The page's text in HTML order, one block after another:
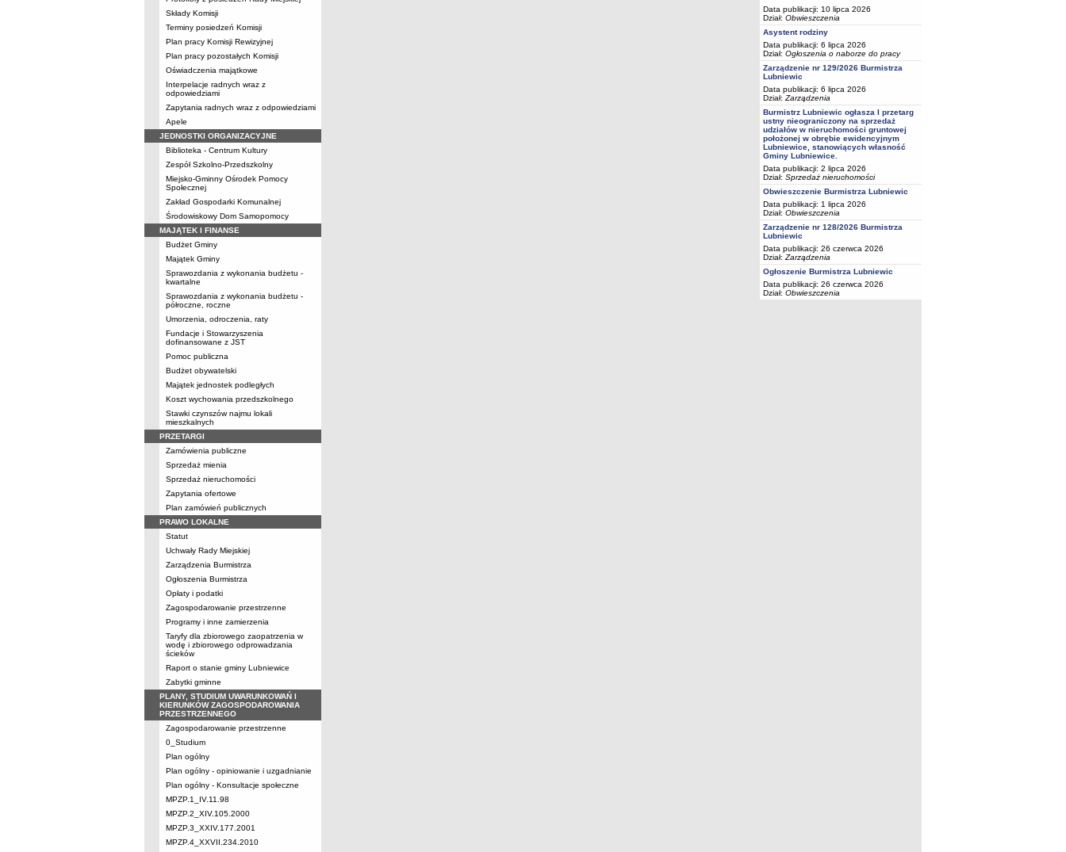
Składy Komisji
Terminy posiedzeń Komisji
Plan pracy Komisji Rewizyjnej
Plan pracy pozostałych Komisji
Oświadczenia majątkowe
Interpelacje radnych wraz z
odpowiedziami
Zapytania radnych wraz z odpowiedziami
Apele
JEDNOSTKI ORGANIZACYJNE
Biblioteka - Centrum Kultury
Zespół Szkolno-Przedszkolny
Miejsko-Gminny Ośrodek Pomocy
Społecznej
Zakład Gospodarki Komunalnej
Środowiskowy Dom Samopomocy
MAJĄTEK I FINANSE
Budżet Gminy
Majątek Gminy
Sprawozdania z wykonania budżetu -
kwartalne
Sprawozdania z wykonania budżetu -
półroczne, roczne
Umorzenia, odroczenia, raty
Fundacje i Stowarzyszenia
dofinansowane z JST
Pomoc publiczna
Budżet obywatelski
Majątek jednostek podległych
Koszt wychowania przedszkolnego
Stawki czynszów najmu lokali
mieszkalnych
PRZETARGI
Zamówienia publiczne
Sprzedaż mienia
Sprzedaż nieruchomości
Zapytania ofertowe
Plan zamówień publicznych
PRAWO LOKALNE
Statut
Uchwały Rady Miejskiej
Zarządzenia Burmistrza
Ogłoszenia Burmistrza
Opłaty i podatki
Zagospodarowanie przestrzenne
Programy i inne zamierzenia
Taryfy dla zbiorowego zaopatrzenia w
wodę i zbiorowego odprowadzania
ścieków
Raport o stanie gminy Lubniewice
Zabytki gminne
PLANY, STUDIUM UWARUNKOWAŃ I
KIERUNKÓW ZAGOSPODAROWANIA
PRZESTRZENNEGO
Zagospodarowanie przestrzenne
0_Studium
Plan ogólny
Plan ogólny - opiniowanie i uzgadnianie
Plan ogólny - Konsultacje społeczne
MPZP.1_IV.11.98
MPZP.2_XIV.105.2000
MPZP.3_XXIV.177.2001
MPZP.4_XXVII.234.2010
Data publikacji: 10 lipca 2026
Dział: Obwieszczenia
Asystent rodziny
Data publikacji: 6 lipca 2026
Dział: Ogłoszenia o naborze do pracy
Zarządzenie nr 129/2026 Burmistrza
Lubniewic
Data publikacji: 6 lipca 2026
Dział: Zarządzenia
Burmistrz Lubniewic ogłasza I przetarg
ustny nieograniczony na sprzedaż
udziałów w nieruchomości gruntowej
położonej w obrębie ewidencyjnym
Lubniewice, stanowiących własność
Gminy Lubniewice.
Data publikacji: 2 lipca 2026
Dział: Sprzedaż nieruchomości
Obwieszczenie Burmistrza Lubniewic
Data publikacji: 1 lipca 2026
Dział: Obwieszczenia
Zarządzenie nr 128/2026 Burmistrza
Lubniewic
Data publikacji: 26 czerwca 2026
Dział: Zarządzenia
Ogłoszenie Burmistrza Lubniewic
Data publikacji: 26 czerwca 2026
Dział: Obwieszczenia